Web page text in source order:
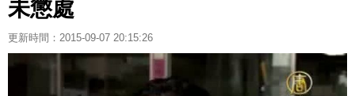
未懲處
更新時間：2015-09-07 20:15:26